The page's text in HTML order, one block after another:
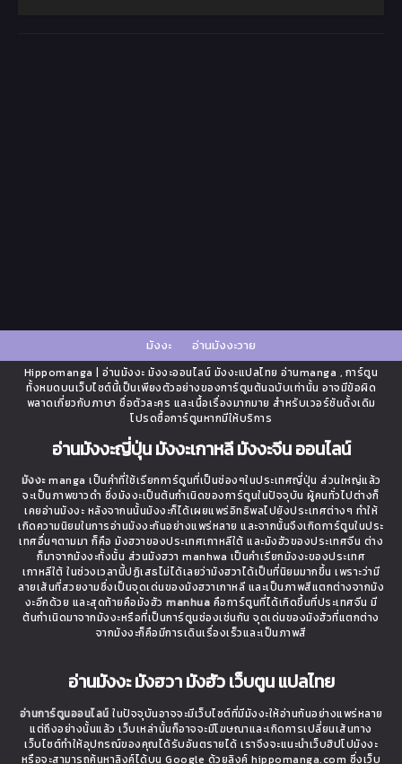
มังงะ อ่านมังงะวาย
Hippomanga | อ่านมังงะ มังงะออนไลน์ มังงะแปลไทย อ่านmanga , การ์ตูน
ทั้งหมดบนเว็บไซต์นี้เป็นเพียงตัวอย่างของการ์ตูนต้นฉบับเท่านั้น อาจมีข้อผิด
พลาดเกี่ยวกับภาษา ชื่อตัวละคร และเนื้อเรื่องมากมาย สำหรับเวอร์ชันดั้งเดิม
โปรดซื้อการ์ตูนหากมีให้บริการ
อ่านมังงะญี่ปุ่น มังงะเกาหลี มังงะจีน ออนไลน์
มังงะmanga เป็นคำที่ใช้เรียกการ์ตูนที่เป็นช่องๆในประเทศญี่ปุ่น ส่วนใหญ่แล้ว
จะเป็นภาพขาวดำ ซึ่งมังงะเป็นต้นกำเนิดของการ์ตูนในปัจจุบัน ผู้คนทั่วไปต่างก็
เคยอ่านมังงะ หลังจากนนั้นมังงะก็ได้เผยแพร่อิทธิพลไปยังประเทศต่างๆ ทำให้
เกิดความนิยมในการอ่านมังงะกันอย่างแพร่หลาย และจากนั้นจึงเกิดการ์ตูนในประ
เทศอื่นๆตามมา ก็คือ มังฮวาของประเทศเกาหลีใต้ และมังฮัวของประเทศจีน ต่าง
ก็มาจากมังงะทั้งนั้น ส่วนมังฮวา manhwa เป็นคำเรียกมังงะของประเทศ
เกาหลีใต้ ในช่วงเวลานี้ปฏิเสธไม่ได้เลยว่ามังฮวาได้เป็นที่นิยมมากขึ้น เพราะว่ามี
ลายเส้นที่สวยงามซึ่งเป็นจุดเด่นของมังฮวาเกาหลี และเป็นภาพสีแตกต่างจากมัง
งะอีกด้วย และสุดท้ายคือมังฮัว manhua คือการ์ตูนที่ได้เกิดขึ้นที่ประเทศจีน มี
ต้นกำเนิดมาจากมังงะหรือที่เป็นการ์ตูนช่องเช่นกัน จุดเด่นของมังฮัวที่แตกต่าง
จากมังงะก็คือมีการเดินเรื่องเร็วและเป็นภาพสี
อ่านมังงะ มังฮวา มังฮัว เว็บตูน แปลไทย
อ่านการ์ตูนออนไลน์ ในปัจจุบันอาจจะมีเว็บไซต์ที่มีมังงะให้อ่านกันอย่างแพร่หลาย
แต่ถึงอย่างนั้นแล้ว เว็บเหล่านั้นก็อาจจะมีโฆษณาและเกิดการเปลี่ยนเส้นทาง
เว็บไซต์ทำให้อุปกรณ์ของคุณได้รับอันตรายได้ เราจึงจะแนะนำเว็บฮิปโปมังงะ
หรือจะสามารถค้นหาลิงค์ได้บน Google ด้วยลิงค์ hippomanga.com ซึ่งเว็บ